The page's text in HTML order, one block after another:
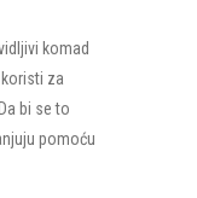
komad
za
bi se to
pomoću